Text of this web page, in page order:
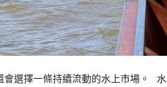
會選擇一條持續流動的水上市場。 水